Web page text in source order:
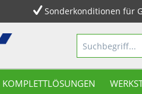
Sonderkonditionen für
KOMPLETTLÖSUNGEN